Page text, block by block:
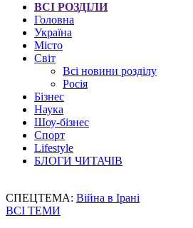
ВСІ РОЗДІЛИ
Головна
Україна
Місто
Світ
Всі новини розділу
Росія
Бізнес
Наука
Шоу-бізнес
Спорт
Lifestyle
БЛОГИ ЧИТАЧІВ
СПЕЦТЕМА: Війна в Ірані
ВСІ ТЕМИ